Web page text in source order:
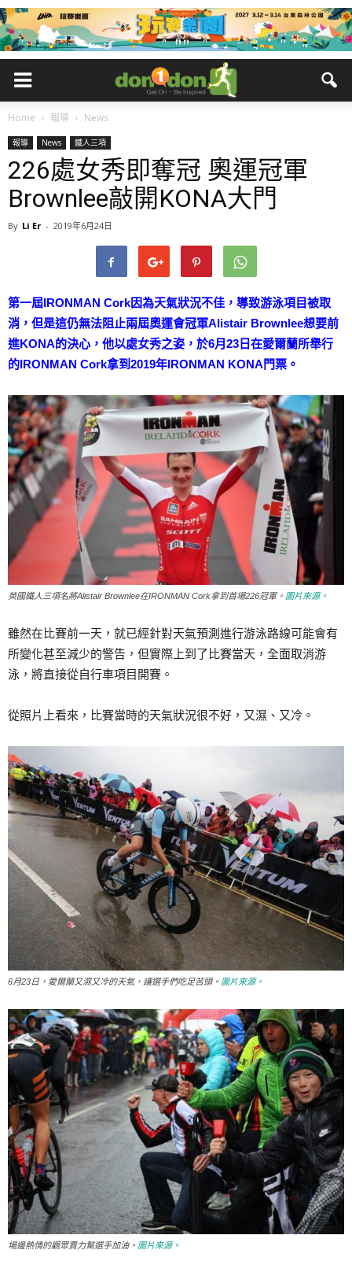
Home 報導 News
報導 News 鐵人三項
226處女秀即奪冠 奧運冠軍
Brownlee敲開KONA大門
By Li Er - 2019年6月24日
第一屆IRONMAN Cork因為天氣狀況不佳，導致游泳項目被取
消，但是這仍無法阻止兩屆奧運會冠軍Alistair Brownlee想要前
進KONA的決心，他以處女秀之姿，於6月23日在愛爾蘭所舉行
的IRONMAN Cork拿到2019年IRONMAN KONA門票。
英國鐵人三項名將Alistair Brownlee在IRONMAN Cork拿到首場226冠軍。 圖片來源。
雖然在比賽前一天，就已經針對天氣預測進行游泳路線可能會有
所變化甚至減少的警告，但實際上到了比賽當天，全面取消游
泳，將直接從自行車項目開賽。
從照片上看來，比賽當時的天氣狀況很不好，又濕、又冷。
6月23日，愛爾蘭又濕又冷的天氣，讓選手們吃足苦頭。 圖片來源。
場邊熱情的觀眾賣力幫選手加油。 圖片來源。